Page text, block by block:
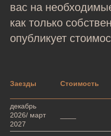
вас на
как только
опубликует
Заезды Стоимость
декабрь
2026/ март
2027